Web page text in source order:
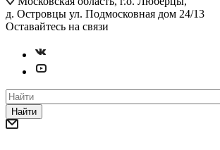
д. Островцы ул. Подмосковная дом 24/13
Оставайтесь на связи
Найти